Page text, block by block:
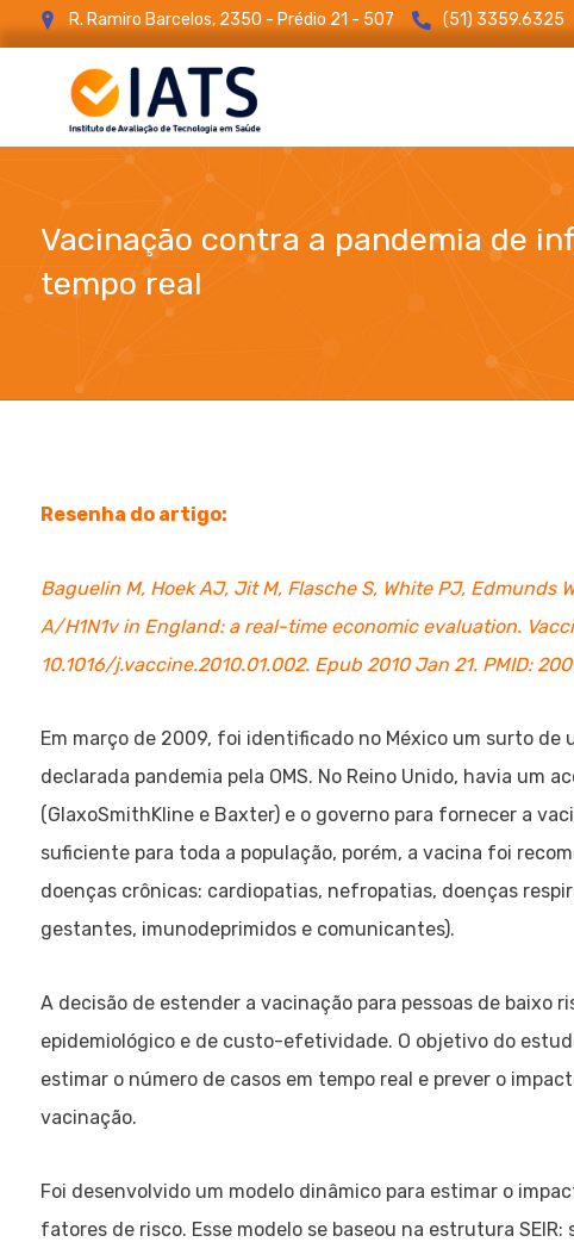
R. Ramiro Barcelos, 2350 - Prédio 21 - 507 (51) 3359.6325
Vacinação contra a pandemia de
tempo real
Vacinação contra a pandemia de
Resenha do artigo:
Baguelin M, Hoek AJ, Jit M, Flasche S, White PJ,
A/H1N1v in England: a real-time economic evaluation.
10.1016/j.vaccine.2010.01.002. Epub 2010 Jan 21. PMID:
Em março de 2009, foi identificado no México um surto de
declarada pandemia pela OMS. No Reino Unido, havia um
(GlaxoSmithKline e Baxter) e o governo para fornecer a
suficiente para toda a população, porém, a vacina foi
doenças crônicas: cardiopatias, nefropatias, doenças
gestantes, imunodeprimidos e comunicantes).
A decisão de estender a vacinação para pessoas de baixo
epidemiológico e de custo-efetividade. O objetivo do
estimar o número de casos em tempo real e prever o
vacinação.
Foi desenvolvido um modelo dinâmico para estimar o
fatores de risco. Esse modelo se baseou na estrutura